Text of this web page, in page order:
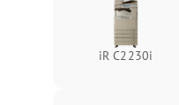
iR C2230i